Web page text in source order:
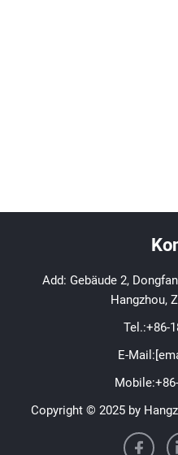
Add: Gebäude 2,
Hangzhou,
Tel.:+86-
E-Mail:
Mobile:
Copyright © 2025 by